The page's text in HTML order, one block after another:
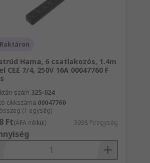
Raktáron
Hama, 6 csatlakozós, 1.4m
CEE 7/4, 250V 16A 00047760 F
szám 325-024
cikkszáma 00047760
(1 egység)
Ft(ÁFA nélkül) 3938 Ft/egység